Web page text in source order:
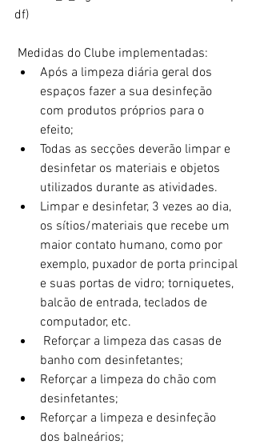
df)
Medidas do Clube implementadas:
Após a limpeza diária geral dos
espaços fazer a sua desinfeção
com produtos próprios para o
efeito;
Todas as secções deverão limpar e
desinfetar os materiais e objetos
utilizados durante as atividades.
Limpar e desinfetar, 3 vezes ao dia,
os sítios/materiais que recebe um
maior contato humano, como por
exemplo, puxador de porta principal
e suas portas de vidro; torniquetes,
balcão de entrada, teclados de
computador, etc.
banho com desinfetantes;
Reforçar a limpeza do chão com
desinfetantes;
Reforçar a limpeza e desinfeção
dos balneários;